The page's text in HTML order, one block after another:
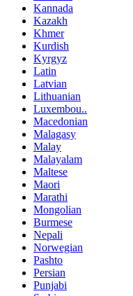
Kannada
Kazakh
Khmer
Kurdish
Kyrgyz
Latin
Latvian
Lithuanian
Luxembou..
Macedonian
Malagasy
Malay
Malayalam
Maltese
Maori
Marathi
Mongolian
Burmese
Nepali
Norwegian
Pashto
Persian
Punjabi